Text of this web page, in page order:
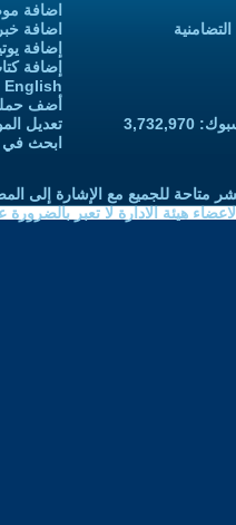
اضافة
اضافة خبر
إضافة
إضافة
English
أضف
تعديل
ابحث في
متاحة للجميع مع الإشارة إلى
هيئة الادارة لا تعبر